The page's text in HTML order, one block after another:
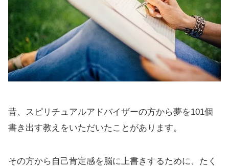
昔、スピリチュアルアドバイザーの方から夢を101個
書き出す教えをいただいたことがあります。
その方から自己肯定感を脳に上書きするために、たく